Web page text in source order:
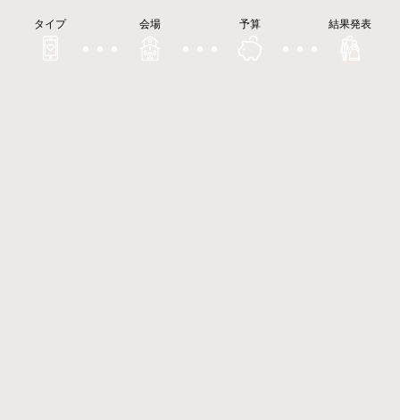
タイプ 会場 予算 結果発表